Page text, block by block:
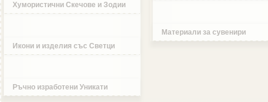
Хумористични Скечове и Зодии
Икони и изделия със Светци
Ръчно изработени Уникати
Материали за сувенири